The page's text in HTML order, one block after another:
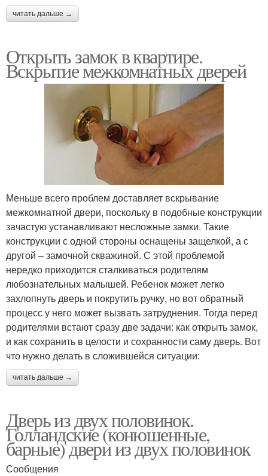
читать дальше →
Открыть замок в квартире.
Вскрытие межкомнатных дверей
Меньше всего проблем доставляет вскрывание
межкомнатной двери, поскольку в подобные конструкции
зачастую устанавливают несложные замки. Такие
конструкции с одной стороны оснащены защелкой, а с
другой – замочной скважиной. С этой проблемой
нередко приходится сталкиваться родителям
любознательных малышей. Ребенок может легко
захлопнуть дверь и покрутить ручку, но вот обратный
процесс у него может вызвать затруднения. Тогда перед
родителями встают сразу две задачи: как открыть замок,
и как сохранить в целости и сохранности саму дверь. Вот
что нужно делать в сложившейся ситуации:
читать дальше →
Дверь из двух половинок.
Голландские (конюшенные,
барные) двери из двух половинок
Сообщения